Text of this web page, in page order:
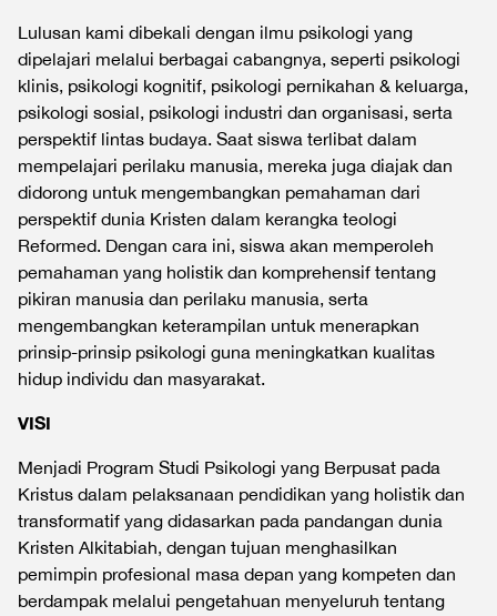
Lulusan kami dibekali dengan ilmu psikologi yang
dipelajari melalui berbagai cabangnya, seperti psikologi
klinis, psikologi kognitif, psikologi pernikahan & keluarga,
psikologi sosial, psikologi industri dan organisasi, serta
perspektif lintas budaya. Saat siswa terlibat dalam
mempelajari perilaku manusia, mereka juga diajak dan
didorong untuk mengembangkan pemahaman dari
perspektif dunia Kristen dalam kerangka teologi
Reformed. Dengan cara ini, siswa akan memperoleh
pemahaman yang holistik dan komprehensif tentang
pikiran manusia dan perilaku manusia, serta
mengembangkan keterampilan untuk menerapkan
prinsip-prinsip psikologi guna meningkatkan kualitas
hidup individu dan masyarakat.
VISI
Menjadi Program Studi Psikologi yang Berpusat pada
Kristus dalam pelaksanaan pendidikan yang holistik dan
transformatif yang didasarkan pada pandangan dunia
Kristen Alkitabiah, dengan tujuan menghasilkan
pemimpin profesional masa depan yang kompeten dan
berdampak melalui pengetahuan menyeluruh tentang